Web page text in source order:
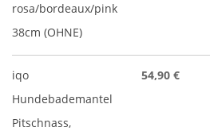
rosa/bordeaux/pink
38cm (OHNE)
iqo
Hundebademantel
Pitschnass,
54,90 €